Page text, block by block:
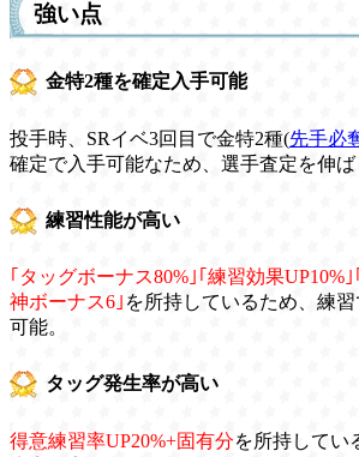
強い点
金特2種を確定入手可能
投手時、SRイベ3回目で金特2種(先手必
確定で入手可能なため、選手査定を伸ば
練習性能が高い
｢タッグボーナス80%｣｢練習効果UP10%
神ボーナス6｣ を所持しているため、練
可能。
タッグ発生率が高い
得意練習率UP20%+固有分を所持してい